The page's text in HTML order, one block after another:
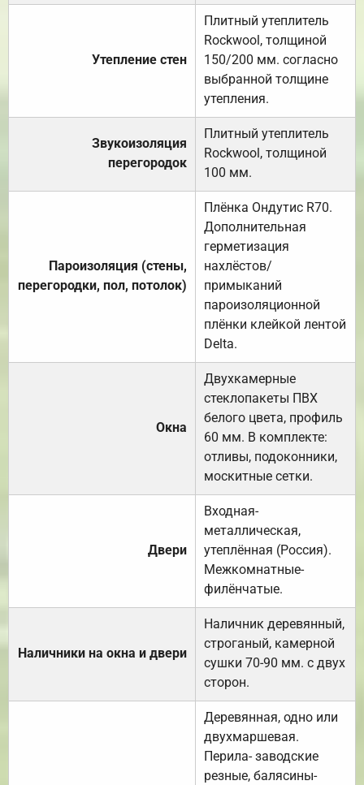
Утепление стен
Плитный утеплитель
Rockwool, толщиной
150/200 мм. согласно
выбранной толщине
утепления.
Звукоизоляция
перегородок
Плитный утеплитель
Rockwool, толщиной
100 мм.
Пароизоляция (стены,
перегородки, пол, потолок)
Плёнка Ондутис R70.
Дополнительная
герметизация
нахлёстов/
примыканий
пароизоляционной
плёнки клейкой лентой
Delta.
Окна
Двухкамерные
стеклопакеты ПВХ
белого цвета, профиль
60 мм. В комплекте:
отливы, подоконники,
москитные сетки.
Двери
Входная-
металлическая,
утеплённая (Россия).
Межкомнатные-
филёнчатые.
Наличники на окна и двери
Наличник деревянный,
строганый, камерной
сушки 70-90 мм. с двух
сторон.
Деревянная, одно или
двухмаршевая.
Перила- заводские
резные, балясины-